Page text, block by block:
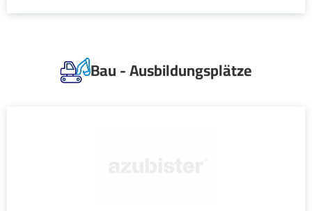
Bau - Ausbildungsplätze